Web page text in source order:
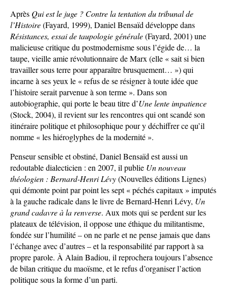
Après Qui est le juge ? Contre la tentation dutribunal de
l’Histoire(Fayard, 1999), Daniel Bensaïd développe dans
Résistances, essai de taupologie générale(Fayard, 2001) une
malicieuse critique du postmodernisme sous l’égide de… la
taupe, vieille amie révolutionnaire de Marx (elle « sait si bien
travailler sous terre pour apparaître brusquement… ») qui
incarne à ses yeux le « refus de se résigner à toute idée que
l’histoire serait parvenue à son terme ». Dans son
autobiographie, qui porte le beau titre d’Une lente impatience
(Stock, 2004), il revient sur les rencontres qui ont scandé son
itinéraire politique et philosophique pour y déchiffrer ce qu’il
nomme « les hiéroglyphes de la modernité ».
Penseur sensible et obstiné, Daniel Bensaïd est aussi un
redoutable dialecticien : en 2007, il publie Un nouveau
théologien : Bernard-Henri Lévy(Nouvelles éditions Lignes)
qui démonte point par point les sept « péchés capitaux » imputés
à la gauche radicale dans le livre de Bernard-Henri Lévy, Un
grand cadavre à la renverse. Aux mots qui se perdent sur les
plateaux de télévision, il oppose une éthique du militantisme,
fondée sur l’humilité – on ne parle et ne pense jamais que dans
l’échange avec d’autres – et la responsabilité par rapport à sa
propre parole. À Alain Badiou, il reprochera toujours l’absence
de bilan critique du maoïsme, et le refus d’organiser l’action
politique sous la forme d’un parti.